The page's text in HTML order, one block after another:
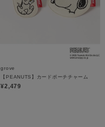
grove
【PEANUTS】カードポーチチャーム
¥2,479